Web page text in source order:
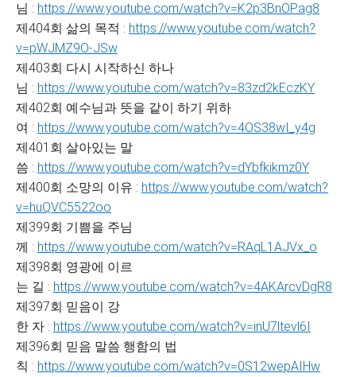
님 : https://www.youtube.com/watch?v=K2p3BnOPag8
제404회 삶의 목적 : https://www.youtube.com/watch?
v=pWJMZ9O-JSw
제403회 다시 시작하신 하나
님 : https://www.youtube.com/watch?v=83zd2kEczKY
제402회 예수님과 뜻을 같이 하기 위하
여 : https://www.youtube.com/watch?v=4OS38wI_y4g
제401회 살아있는 말
씀 : https://www.youtube.com/watch?v=dYbfkikmz0Y
제400회 소망의 이유 : https://www.youtube.com/watch?
v=huQVC5522oo
제399회 기쁨을 주님
께 : https://www.youtube.com/watch?v=RAqL1AJVx_o
제398회 영광에 이르
는 길 : https://www.youtube.com/watch?v=4AKArcvDgR8
제397회 믿음이 강
한 자 : https://www.youtube.com/watch?v=inU7ltevl6I
제396회 믿음 말씀 행함의 법
칙 : https://www.youtube.com/watch?v=0S12wepAIHw